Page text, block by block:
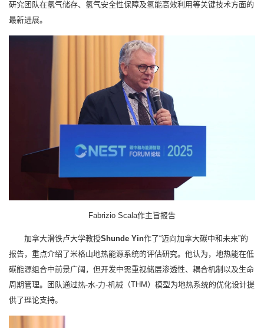
研究团队在氢气储存、氢气安全性保障及氢能高效利用等关键技术方面的
最新进展。
Fabrizio Scala作主旨报告
加拿大滑铁卢大学教授Shunde Yin作了“迈向加拿大碳中和未来”的
报告，重点介绍了米格山地热能源系统的评估研究。他认为，地热能在低
碳能源组合中前景广阔，但开发中需重视储层渗透性、耦合机制以及生命
周期管理。团队通过热-水-力-机械（THM）模型为地热系统的优化设计提
供了理论支持。